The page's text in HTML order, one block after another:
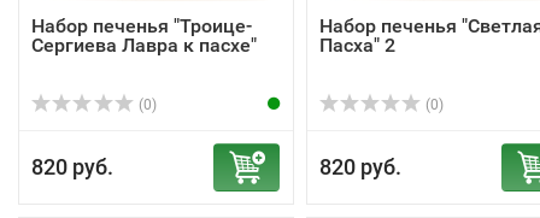
Набор печенья "Троице-
Сергиева Лавра к пасхе"
(0)
820 руб.
Набор печенья
Пасха" 2
(0)
820 руб.